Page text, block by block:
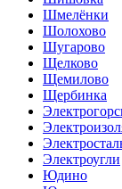
Шмелёнки
Шолохово
Шугарово
Щелково
Щемилово
Щербинка
Электроугли
Юдино